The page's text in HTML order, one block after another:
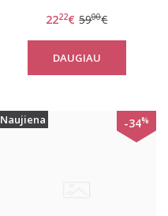
pižaminės kelnės
Climate Control
Cropped Trousers
2222€ 5900€
DAUGIAU
Naujiena -34%